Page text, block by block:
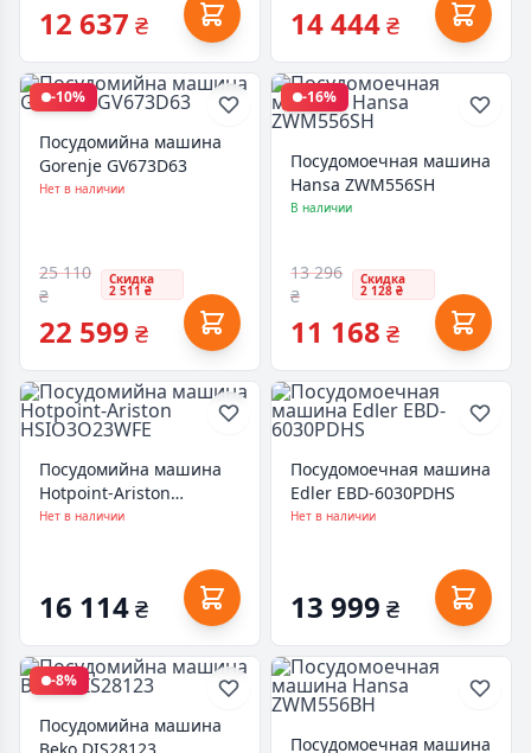
12 637 ₴ 14 444₴
-10%
Посудомийна машина
Gorenje GV673D63
Нет в наличии
25 110
₴
Скидка
2 511 ₴
22 599 ₴
-16%
Посудомоечная машина
Hansa ZWM556SH
В наличии
13 296
₴
Скидка
2 128 ₴
11 168 ₴
Посудомийна машина
Hotpoint-Ariston
HSIO3O23WFE
Нет в наличии
16 114₴
Посудомоечная машина
Edler EBD-6030PDHS
Нет в наличии
13 999 ₴
-8%
Посудомийна машина
Посудомоечная машина